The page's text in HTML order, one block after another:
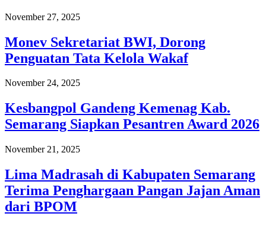
November 27, 2025
Monev Sekretariat BWI, Dorong
Penguatan Tata Kelola Wakaf
November 24, 2025
Kesbangpol Gandeng Kemenag Kab.
Semarang Siapkan Pesantren Award 2026
November 21, 2025
Lima Madrasah di Kabupaten Semarang
Terima Penghargaan Pangan Jajan Aman
dari BPOM